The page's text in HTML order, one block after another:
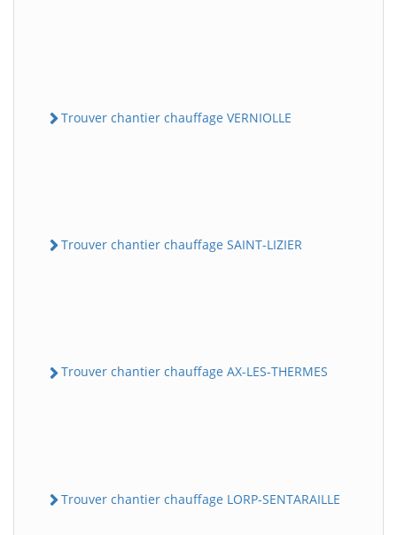
Trouver chantier chauffage VERNIOLLE
Trouver chantier chauffage SAINT-LIZIER
Trouver chantier chauffage AX-LES-THERMES
Trouver chantier chauffage LORP-SENTARAILLE